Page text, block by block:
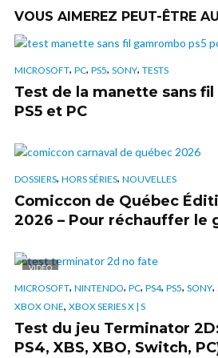
VOUS AIMEREZ PEUT-ÊTRE
MICROSOFT, PC, PS5, SONY, TESTS
Test de la manette sans
PS5 et PC
DOSSIERS, HORS SÉRIES, NOUVELLES
Comiccon de Québec
2026 – Pour réchauffer le
VIDÉO
MICROSOFT, NINTENDO, PC, PS4, PS5, SONY,
XBOX ONE, XBOX SERIES X | S
Test du jeu Terminator 2D:
PS4, XBS, XBO, Switch,